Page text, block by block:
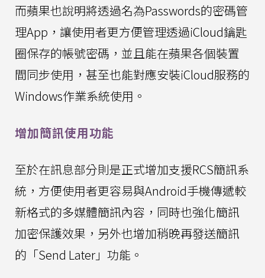
而蘋果也說明將透過名為Passwords的密碼管
理App，讓使用者更方便管理透過iCloud鑰匙
圈保存的帳號密碼，並且能在蘋果各個裝置
間同步使用，甚至也能對應安裝iCloud服務的
Windows作業系統使用。
增加簡訊使用功能
至於在訊息部分則是正式增加支援RCS簡訊系
統，方便使用者更容易與Android手機傳遞較
新格式的多媒體簡訊內容，同時也強化簡訊
加密保護效果，另外也增加稍晚再發送簡訊
的「Send Later」功能。